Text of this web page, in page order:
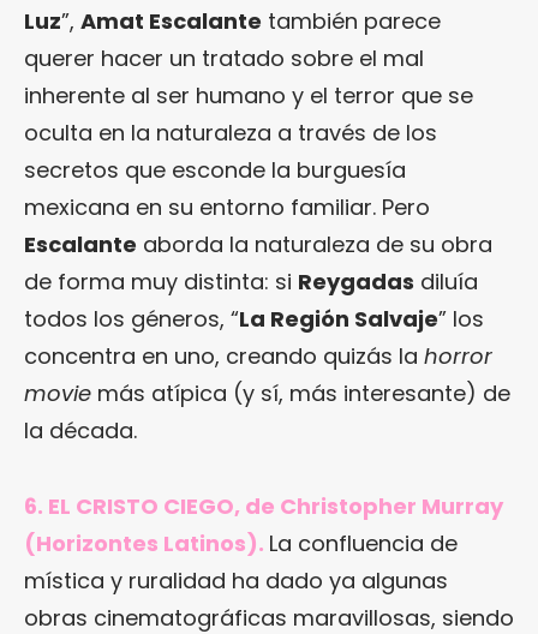
Luz”, Amat Escalante también parece
querer hacer un tratado sobre el mal
inherente al ser humano y el terror que se
oculta en la naturaleza a través de los
secretos que esconde la burguesía
mexicana en su entorno familiar. Pero
Escalante aborda la naturaleza de su obra
de forma muy distinta: si Reygadas diluía
todos los géneros, “La Región Salvaje” los
concentra en uno, creando quizás la horror
movie más atípica (y sí, más interesante) de
la década.
6. EL CRISTO CIEGO, de Christopher Murray
(Horizontes Latinos). La confluencia de
mística y ruralidad ha dado ya algunas
obras cinematográficas maravillosas, siendo